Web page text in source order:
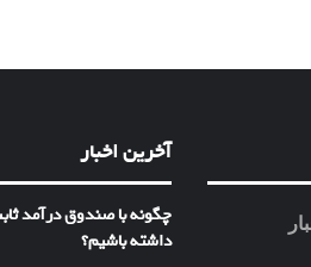
آخرین اخبار
چگونه با صندوق درآمد
داشته باشیم؟